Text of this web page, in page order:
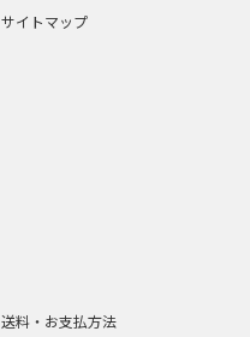
サイトマップ
送料・お支払方法